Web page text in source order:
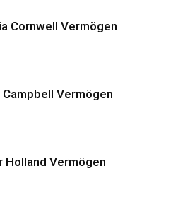
Cornwell Vermögen
Campbell Vermögen
Holland Vermögen